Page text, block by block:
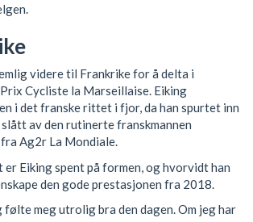
videre til Frankrike for å delta i
Cycliste la Marseillaise. Eiking
i det franske rittet i fjor, da han spurtet inn
av den rutinerte franskmannen
Ag2r La Mondiale.
er Eiking spent på formen, og hvorvidt han
den gode prestasjonen fra 2018.
følte meg utrolig bra den dagen. Om jeg har